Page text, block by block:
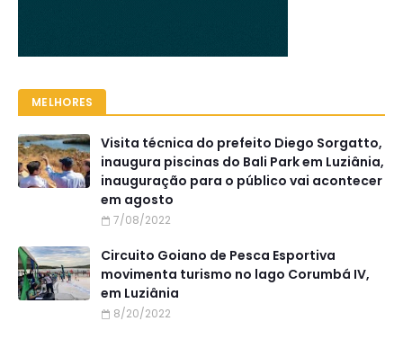
MELHORES
Visita técnica do prefeito Diego Sorgatto,
inaugura piscinas do Bali Park em Luziânia,
inauguração para o público vai acontecer
em agosto
7/08/2022
Circuito Goiano de Pesca Esportiva
movimenta turismo no lago Corumbá IV,
em Luziânia
8/20/2022